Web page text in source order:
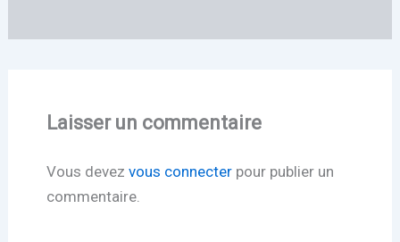
Laisser un commentaire
Vous devez vous connecterpour publier un
commentaire.